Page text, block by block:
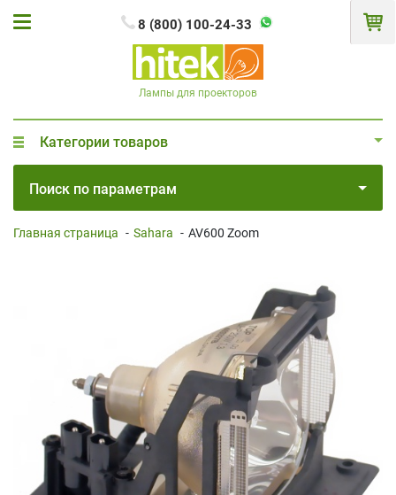
8 (800) 100-24-33
Лампы для проекторов
Категории товаров
Поиск по параметрам
Главная страница - Sahara - AV600 Zoom